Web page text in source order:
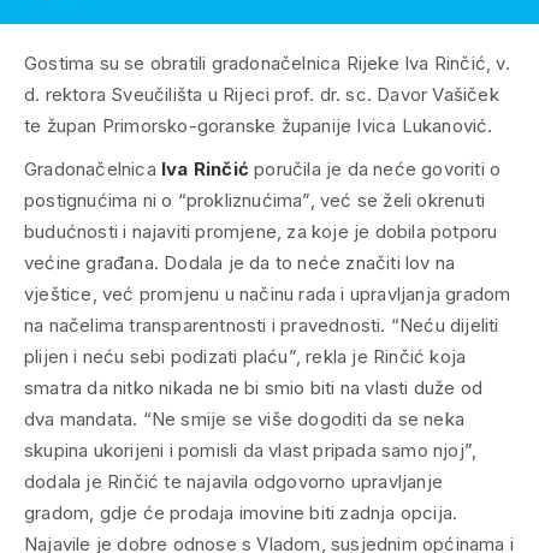
Gostima su se obratili gradonačelnica Rijeke Iva Rinčić, v.
d. rektora Sveučilišta u Rijeci prof. dr. sc. Davor Vašiček
te župan Primorsko-goranske županije Ivica Lukanović.
Gradonačelnica Iva Rinčićporučila je da neće govoriti o
postignućima ni o “prokliznućima”, već se želi okrenuti
budućnosti i najaviti promjene, za koje je dobila potporu
većine građana. Dodala je da to neće značiti lov na
vještice, već promjenu u načinu rada i upravljanja gradom
na načelima transparentnosti i pravednosti. “Neću dijeliti
plijen i neću sebi podizati plaću”, rekla je Rinčić koja
smatra da nitko nikada ne bi smio biti na vlasti duže od
dva mandata. “Ne smije se više dogoditi da se neka
skupina ukorijeni i pomisli da vlast pripada samo njoj”,
dodala je Rinčić te najavila odgovorno upravljanje
gradom, gdje će prodaja imovine biti zadnja opcija.
Najavile je dobre odnose s Vladom, susjednim općinama i